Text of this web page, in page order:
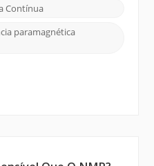
. Espectroscopia EPR
Contínua
paramagnética